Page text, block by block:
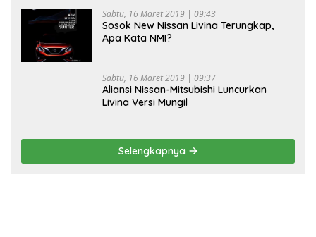
Sabtu, 16 Maret 2019 | 09:43
Sosok New Nissan Livina Terungkap,
Apa Kata NMI?
Sabtu, 16 Maret 2019 | 09:37
Aliansi Nissan-Mitsubishi Luncurkan
Livina Versi Mungil
Selengkapnya